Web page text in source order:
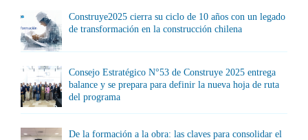
Construye2025 cierra su ciclo de 10 años con un legado
de transformación en la construcción chilena
Consejo Estratégico N°53 de Construye 2025 entrega
balance y se prepara para definir la nueva hoja de ruta
del programa
De la formación a la obra: las claves para consolidar el